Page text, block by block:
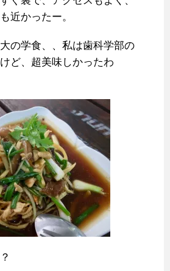
近かったー。
の学食、、私は歯科学部の
ど、超美味しかったわ